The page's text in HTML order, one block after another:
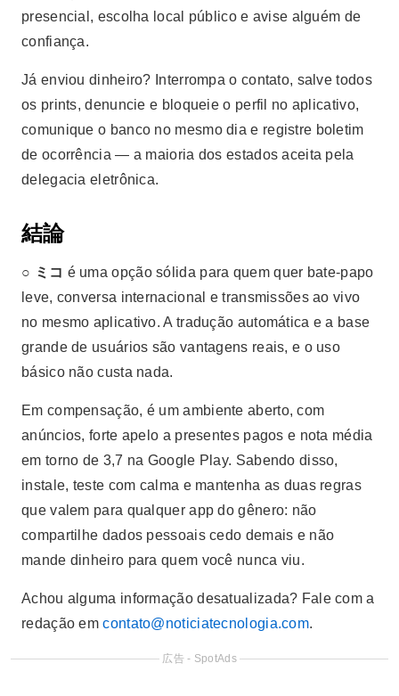
presencial, escolha local público e avise alguém de
confiança.
Já enviou dinheiro? Interrompa o contato, salve todos
os prints, denuncie e bloqueie o perfil no aplicativo,
comunique o banco no mesmo dia e registre boletim
de ocorrência — a maioria dos estados aceita pela
delegacia eletrônica.
結論
○ ミコ é uma opção sólida para quem quer bate-papo
leve, conversa internacional e transmissões ao vivo
no mesmo aplicativo. A tradução automática e a base
grande de usuários são vantagens reais, e o uso
básico não custa nada.
Em compensação, é um ambiente aberto, com
anúncios, forte apelo a presentes pagos e nota média
em torno de 3,7 na Google Play. Sabendo disso,
instale, teste com calma e mantenha as duas regras
que valem para qualquer app do gênero: não
compartilhe dados pessoais cedo demais e não
mande dinheiro para quem você nunca viu.
Achou alguma informação desatualizada? Fale com a
redação emcontato@noticiatecnologia.com.
広告 - SpotAds